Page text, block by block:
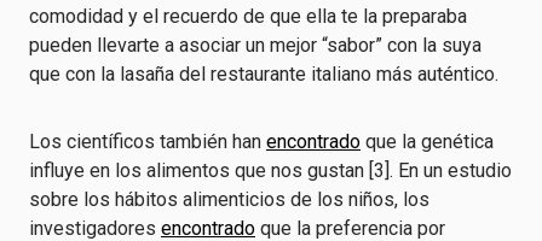
comodidad y el recuerdo de que ella te la preparaba
pueden llevarte a asociar un mejor “sabor” con la suya
que con la lasaña del restaurante italiano más auténtico.
Los científicos también han encontrado que la genética
influye en los alimentos que nos gustan [3]. En un estudio
sobre los hábitos alimenticios de los niños, los
investigadores encontrado que la preferencia por